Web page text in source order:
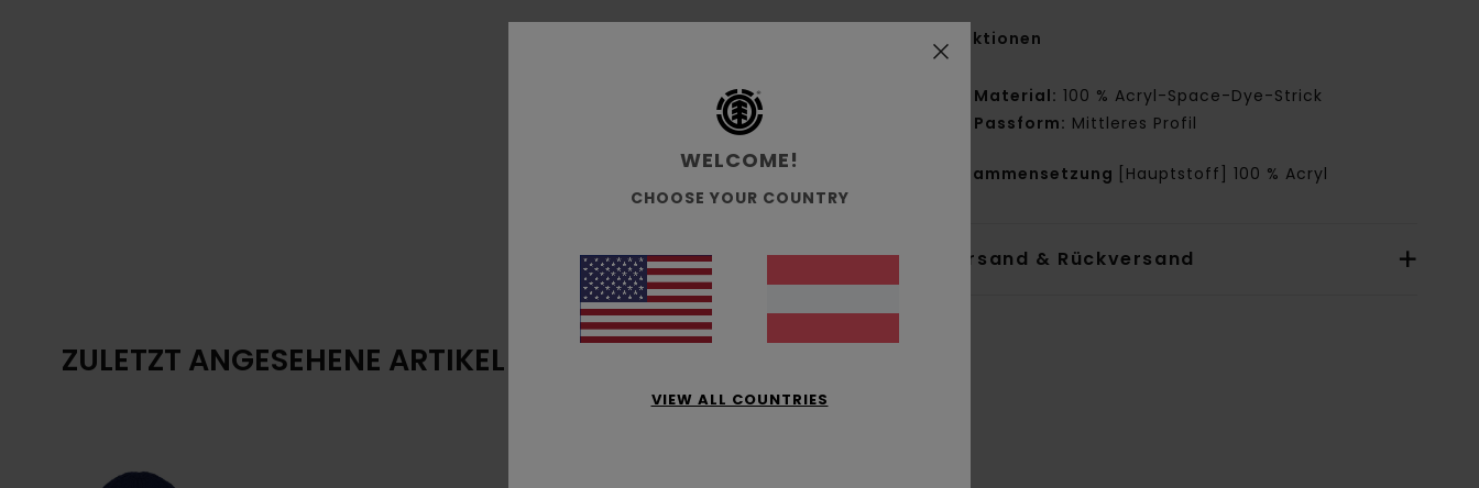
Funktionen
Material: 100 % Acryl-Space-Dye-Strick
Passform: Mittleres Profil
Zusammensetzung [Hauptstoff] 100 % Acryl
Versand & Rückversand
ZULETZT ANGESEHENE ARTIKEL
WELCOME!
CHOOSE YOUR COUNTRY
VIEW ALL COUNTRIES